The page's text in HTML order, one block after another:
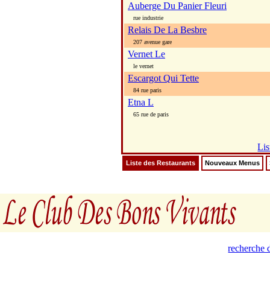
Auberge Du Panier Fleuri
rue industrie
Relais De La Besbre
207 avenue gare
Vernet Le
le vernet
Escargot Qui Tette
84 rue paris
Etna L
65 rue de paris
Liste des Restaurants Nouveaux Menus
recherche